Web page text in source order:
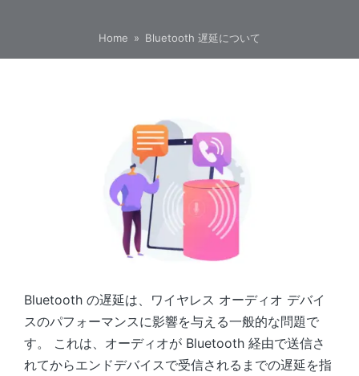
Home » Bluetooth 遅延について
Bluetooth の遅延は、ワイヤレス オーディオ デバイ
スのパフォーマンスに影響を与える一般的な問題で
す。 これは、オーディオが Bluetooth 経由で送信さ
れてからエンドデバイスで受信されるまでの遅延を指